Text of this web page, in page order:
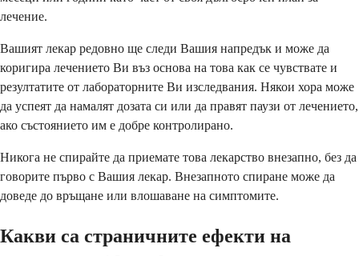
лечение.
Вашият лекар редовно ще следи Вашия напредък и може да
коригира лечението Ви въз основа на това как се чувствате и
резултатите от лабораторните Ви изследвания. Някои хора може
да успеят да намалят дозата си или да правят паузи от лечението,
ако състоянието им е добре контролирано.
Никога не спирайте да приемате това лекарство внезапно, без да
говорите първо с Вашия лекар. Внезапното спиране може да
доведе до връщане или влошаване на симптомите.
Какви са страничните ефекти на